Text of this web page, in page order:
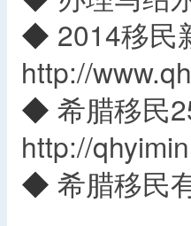
◆ 2014移民
http://
◆ 希腊移民
http://
◆ 希腊移民